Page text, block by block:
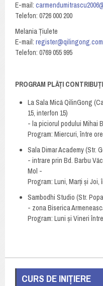
E-mail:
Telefon: 0726 000 200
Melania Țiulete
E-mail: register@qilingong.com
Telefon: 0769 055 995
PROGRAM PLĂȚI
La Sala Mică QilinGong
15, interfon 15)
- la piciorul podului Mihai
Program: Miercuri, între
Sala Dimar Academy (Str.
- intrare prin Bd. Barbu
Mol -
Program: Luni, Marți și Joi,
Sambodhi Studio (Str.
- zona Biserica
Program: Luni și Vineri
CURS DE INIȚIERE